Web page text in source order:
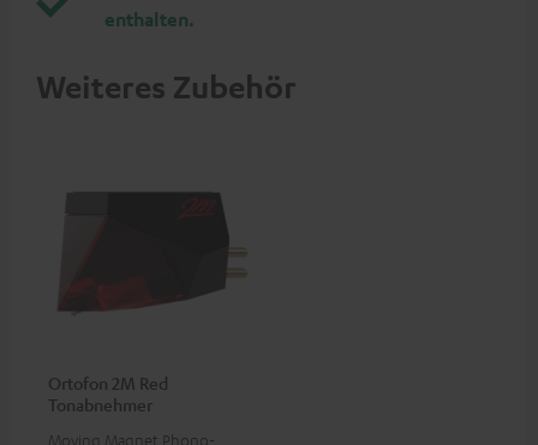
enthalten.
Weiteres Zubehör
Ortofon 2M Red
Tonabnehmer
Moving Magnet Phono-